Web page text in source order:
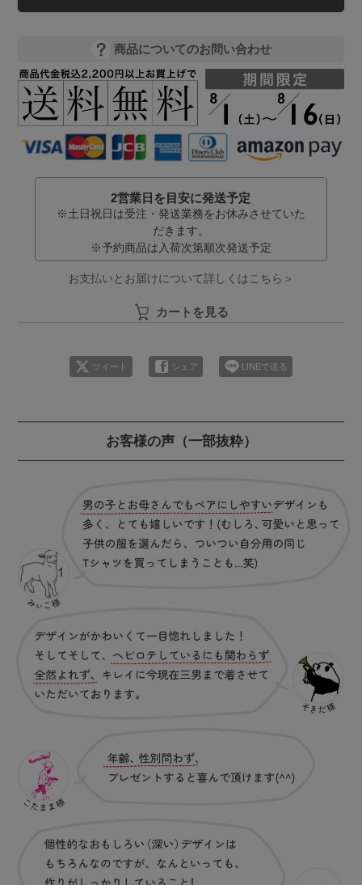
商品についてのお問い合わせ
2営業日を目安に発送予定
※土日祝日は受注・発送業務をお休みさせていた
だきます。
※予約商品は入荷次第順次発送予定
お支払いとお届けについて詳しくはこちら＞
カートを見る
ツイート シェア LINEで送る
お客様の声（一部抜粋）